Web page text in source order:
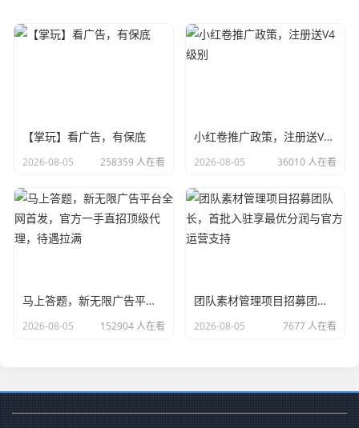
【掌玩】看广告，有保底
2026-08-05 258359 人在看
小红卷推广政策，注册送V4级别
2026-08-05 36010 人在看
马上答题，新无限广告平台全网首发，官方一手直招顶级代理，待遇拉满
2026-08-05 152904 人在看
团队素材管理项目招募团队长，首批入驻享最优分润与官方运营支持
2026-08-05 7677 人在看